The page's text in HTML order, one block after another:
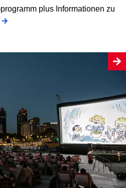
plus Informationen zu